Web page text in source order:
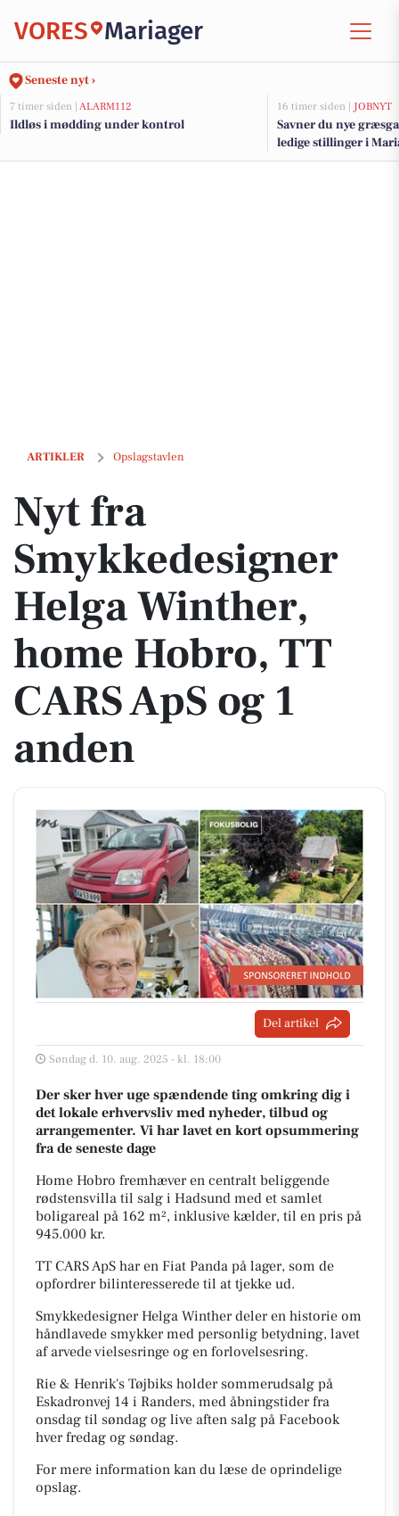
VORES Mariager
Seneste nyt ›
7 timer siden | ALARM112
Ildløs i mødding under kontrol
16 timer siden | JOBNYT
Savner du nye
ledige stillinger i
ARTIKLER Opslagstavlen
Nyt fra Smykkedesigner Helga Winther, home Hobro, TT CARS ApS
Nyt fra
Smykkedesigner
Helga Winther,
home Hobro, TT
CARS ApS og 1
anden
Del artikel
Søndag d. 10. aug. 2025 - kl. 18:00
Der sker hver uge spændende ting omkring dig i
det lokale erhvervsliv med nyheder, tilbud og
arrangementer. Vi har lavet en kort opsummering
fra de seneste dage
Home Hobro fremhæver en centralt beliggende
rødstensvilla til salg i Hadsund med et samlet
boligareal på 162 m², inklusive kælder, til en pris på
945.000 kr.
TT CARS ApS har en Fiat Panda på lager, som de
opfordrer bilinteresserede til at tjekke ud.
Smykkedesigner Helga Winther deler en historie om
håndlavede smykker med personlig betydning, lavet
af arvede vielsesringe og en forlovelsesring.
Rie & Henrik's Tøjbiks holder sommerudsalg på
Eskadronvej 14 i Randers, med åbningstider fra
onsdag til søndag og live aften salg på Facebook
hver fredag og søndag.
For mere information kan du læse de oprindelige
opslag.